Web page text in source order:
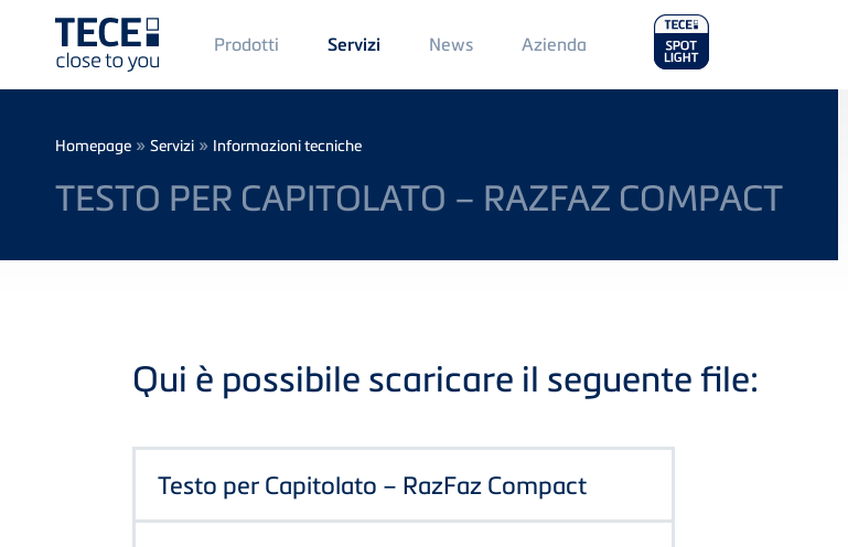
Main
Menü
1
Prodotti Servizi News Main
Menu
2
Azienda
Breadcrumb
Homepage » Servizi » Informazioni tecniche
TESTO PER CAPITOLATO – RAZFAZ COMPACT
Qui è possibile scaricare il seguente file:
Testo per Capitolato – RazFaz Compact